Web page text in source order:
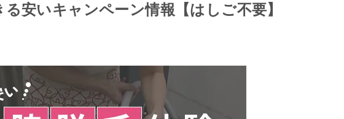
安いキャンペーン情報【はしご不要】